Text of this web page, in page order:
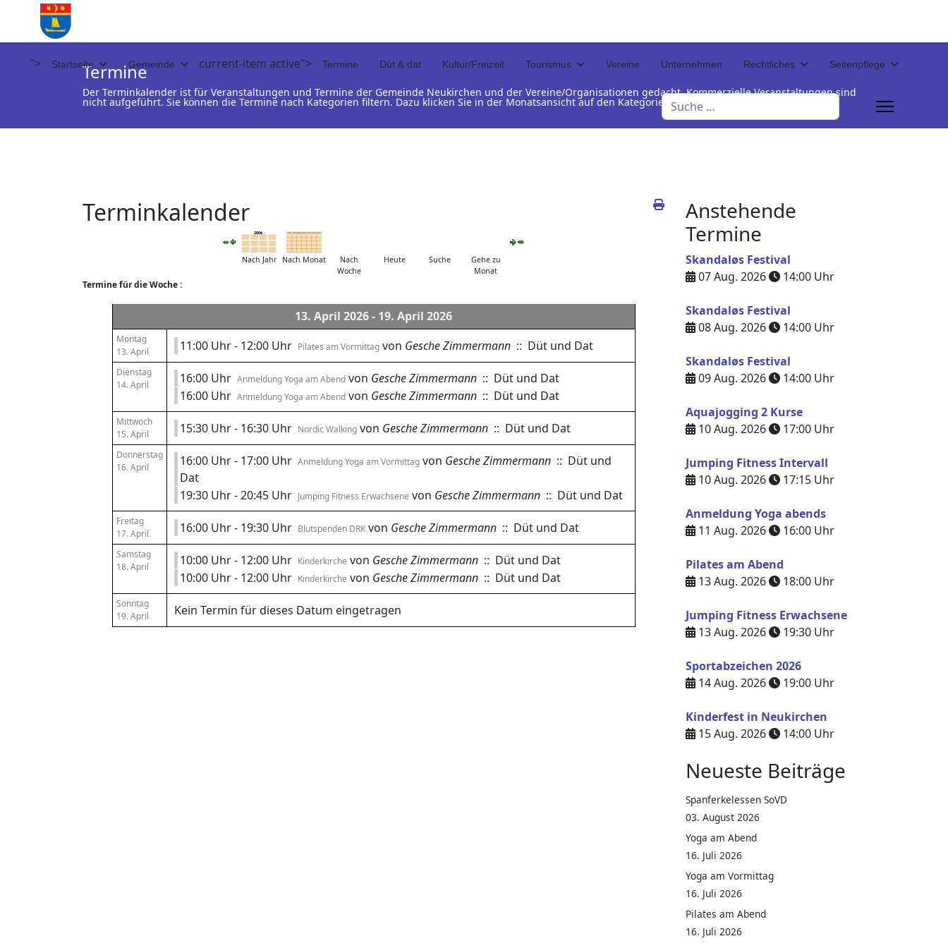
"> Startseite Gemeinde current-item active"> Termine Düt & dat Kultur/Freizeit Tourismus Vereine Unternehmen Rechtliches Seitenpflege
Suchen
Termine
Der Terminkalender ist für Veranstaltungen und Termine der Gemeinde Neukirchen und der Vereine/Organisationen gedacht. Kommerzielle Veranstaltungen sind
nicht aufgeführt. Sie können die Termine nach Kategorien filtern. Dazu klicken Sie in der Monatsansicht auf den Kategorienamen unterhalb der Termintabelle
Terminkalender
Nach Jahr Nach Monat
Nach
Woche
Heute Suche
Gehe zu
Monat
Termine für die Woche :
13. April 2026 - 19. April 2026
Montag
13. April
11:00 Uhr - 12:00 Uhr Pilates am Vormittagvon Gesche Zimmermann:: Düt und Dat
Dienstag
14. April
16:00 Uhr Anmeldung Yoga am Abendvon Gesche Zimmermann:: Düt und Dat
16:00 Uhr Anmeldung Yoga am Abendvon Gesche Zimmermann:: Düt und Dat
Mittwoch
15. April
15:30 Uhr - 16:30 Uhr Nordic Walkingvon Gesche Zimmermann:: Düt und Dat
Donnerstag
16. April
16:00 Uhr - 17:00 Uhr Anmeldung Yoga am Vormittagvon Gesche Zimmermann:: Düt und
Dat
19:30 Uhr - 20:45 Uhr Jumping Fitness Erwachsene von Gesche Zimmermann:: Düt und Dat
Freitag
17. April
16:00 Uhr - 19:30 Uhr Blutspenden DRKvon Gesche Zimmermann:: Düt und Dat
Samstag
18. April
10:00 Uhr - 12:00 Uhr Kinderkirche von Gesche Zimmermann:: Düt und Dat
10:00 Uhr - 12:00 Uhr Kinderkirche von Gesche Zimmermann:: Düt und Dat
Sonntag
19. April
Kein Termin für dieses Datum eingetragen
Anstehende
Termine
Skandaløs Festival
07 Aug. 2026
14:00 Uhr
Skandaløs Festival
08 Aug. 2026
14:00 Uhr
Skandaløs Festival
09 Aug. 2026
14:00 Uhr
Aquajogging 2 Kurse
10 Aug. 2026
17:00 Uhr
Jumping Fitness Intervall
10 Aug. 2026
17:15 Uhr
Anmeldung Yoga abends
11 Aug. 2026
16:00 Uhr
Pilates am Abend
13 Aug. 2026
18:00 Uhr
Jumping Fitness Erwachsene
13 Aug. 2026
19:30 Uhr
Sportabzeichen 2026
14 Aug. 2026
19:00 Uhr
Kinderfest in Neukirchen
15 Aug. 2026
14:00 Uhr
Neueste Beiträge
Spanferkelessen SoVD
03. August 2026
Yoga am Abend
16. Juli 2026
Yoga am Vormittag
16. Juli 2026
Pilates am Abend
16. Juli 2026